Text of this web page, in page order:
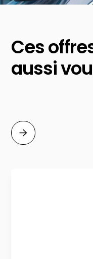
Ces
aussi